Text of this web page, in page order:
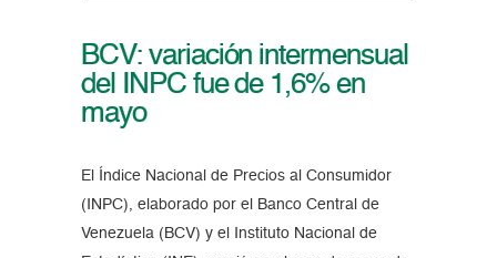
BCV: variación intermensual
del INPC fue de 1,6% en
mayo
El Índice Nacional de Precios al Consumidor
(INPC), elaborado por el Banco Central de
Venezuela (BCV) y el Instituto Nacional de